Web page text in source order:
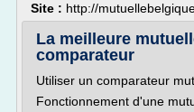
Site : http://
La meilleure
comparateur
Utiliser un comparateur
Fonctionnement d'une